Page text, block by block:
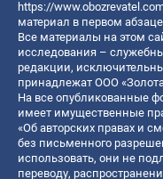
https://
материал в первом
Все материалы на этом
исследования –
редакции,
принадлежат ООО
На все опубликованные
имеет имущественные
«Об авторских правах и
без письменного
использовать, они не
переводу,